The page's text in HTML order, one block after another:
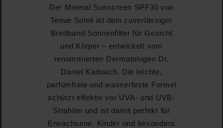
Der Mineral Sunscreen SPF30 von
Tenue Soleil ist dein zuverlässiger
Breitband-Sonnenfilter für Gesicht
und Körper – entwickelt vom
renommierten Dermatologen Dr.
Daniel Kadouch. Die leichte,
parfümfreie und wasserfeste Formel
schützt effektiv vor UVA- und UVB-
Strahlen und ist damit perfekt für
Erwachsene, Kinder und besonders